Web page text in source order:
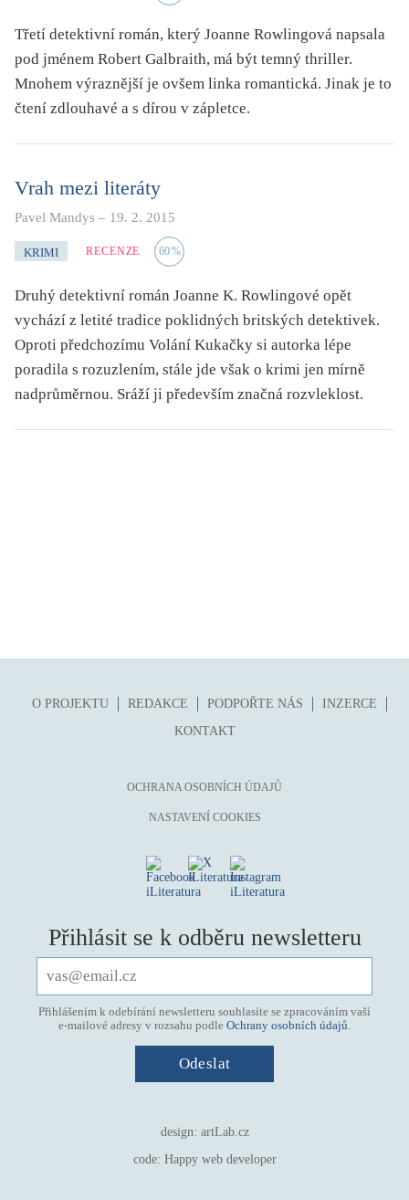
Třetí detektivní román, který Joanne Rowlingová napsala
pod jménem Robert Galbraith, má být temný thriller.
Mnohem výraznější je ovšem linka romantická. Jinak je to
čtení zdlouhavé a s dírou v zápletce.
Vrah mezi literáty
Pavel Mandys – 19. 2. 2015
KRIMI RECENZE 60%
Druhý detektivní román Joanne K. Rowlingové opět
vychází z letité tradice poklidných britských detektivek.
Oproti předchozímu Volání Kukačky si autorka lépe
poradila s rozuzlením, stále jde však o krimi jen mírně
nadprůměrnou. Sráží ji především značná rozvleklost.
O PROJEKTU REDAKCE PODPOŘTE NÁS
INZERCE
KONTAKT
OCHRANA OSOBNÍCH ÚDAJŮ
NASTAVENÍ COOKIES
Přihlásit se k odběru newsletteru
Přihlášením k odebírání newsletteru souhlasíte se zpracováním vaší
e-mailové adresy v rozsahu podle Ochrany osobních údajů
design: artLab.cz
code: Happy web developer